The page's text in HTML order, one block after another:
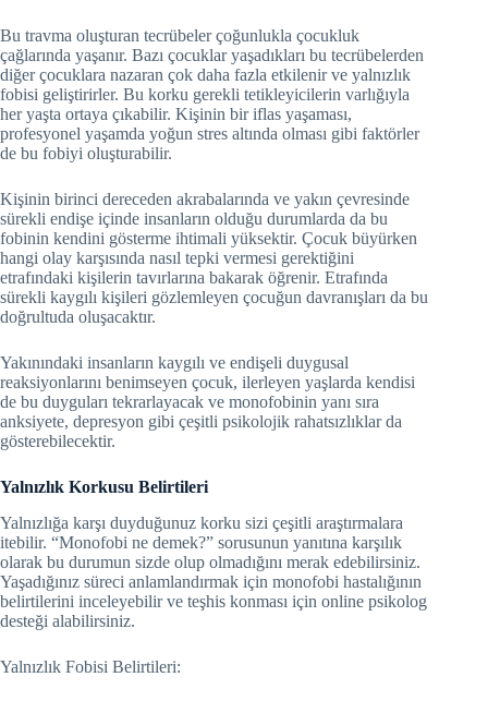
Bu travma oluşturan tecrübeler çoğunlukla çocukluk
çağlarında yaşanır. Bazı çocuklar yaşadıkları bu tecrübelerden
diğer çocuklara nazaran çok daha fazla etkilenir ve yalnızlık
fobisi geliştirirler. Bu korku gerekli tetikleyicilerin varlığıyla
her yaşta ortaya çıkabilir. Kişinin bir iflas yaşaması,
profesyonel yaşamda yoğun stres altında olması gibi faktörler
de bu fobiyi oluşturabilir.
Kişinin birinci dereceden akrabalarında ve yakın çevresinde
sürekli endişe içinde insanların olduğu durumlarda da bu
fobinin kendini gösterme ihtimali yüksektir. Çocuk büyürken
hangi olay karşısında nasıl tepki vermesi gerektiğini
etrafındaki kişilerin tavırlarına bakarak öğrenir. Etrafında
sürekli kaygılı kişileri gözlemleyen çocuğun davranışları da bu
doğrultuda oluşacaktır.
Yakınındaki insanların kaygılı ve endişeli duygusal
reaksiyonlarını benimseyen çocuk, ilerleyen yaşlarda kendisi
de bu duyguları tekrarlayacak ve monofobinin yanı sıra
anksiyete, depresyon gibi çeşitli psikolojik rahatsızlıklar da
gösterebilecektir.
Yalnızlık Korkusu Belirtileri
Yalnızlığa karşı duyduğunuz korku sizi çeşitli araştırmalara
itebilir. “Monofobi ne demek?” sorusunun yanıtına karşılık
olarak bu durumun sizde olup olmadığını merak edebilirsiniz.
Yaşadığınız süreci anlamlandırmak için monofobi hastalığının
belirtilerini inceleyebilir ve teşhis konması için online psikolog
desteği alabilirsiniz.
Yalnızlık Fobisi Belirtileri: